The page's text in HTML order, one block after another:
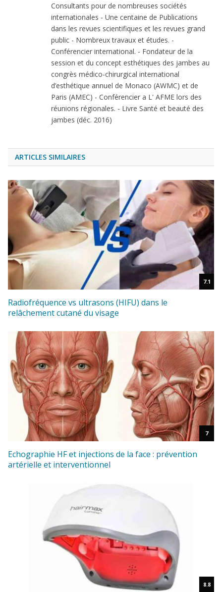
Consultants pour de nombreuses sociétés
internationales - Une centaine de Publications
dans les revues scientifiques et les revues grand
public - Nombreux travaux et études. -
Conférencier international. - Fondateur de la
session et du concept esthétiques des jambes au
congrès médico-chirurgical international
d’esthétique annuel de Monaco (AWMC) et de
Paris (AMEC) - Conférencier a L' AFME lors des
réunions régionales. - Livre Santé et beauté des
jambes (déc. 2016)
ARTICLES SIMILAIRES
7.1
Radiofréquence vs ultrasons (HIFU) dans le
relâchement cutané du visage
7
Echographie HF et injections de la face : prévention
artérielle et interventionnel
8.8